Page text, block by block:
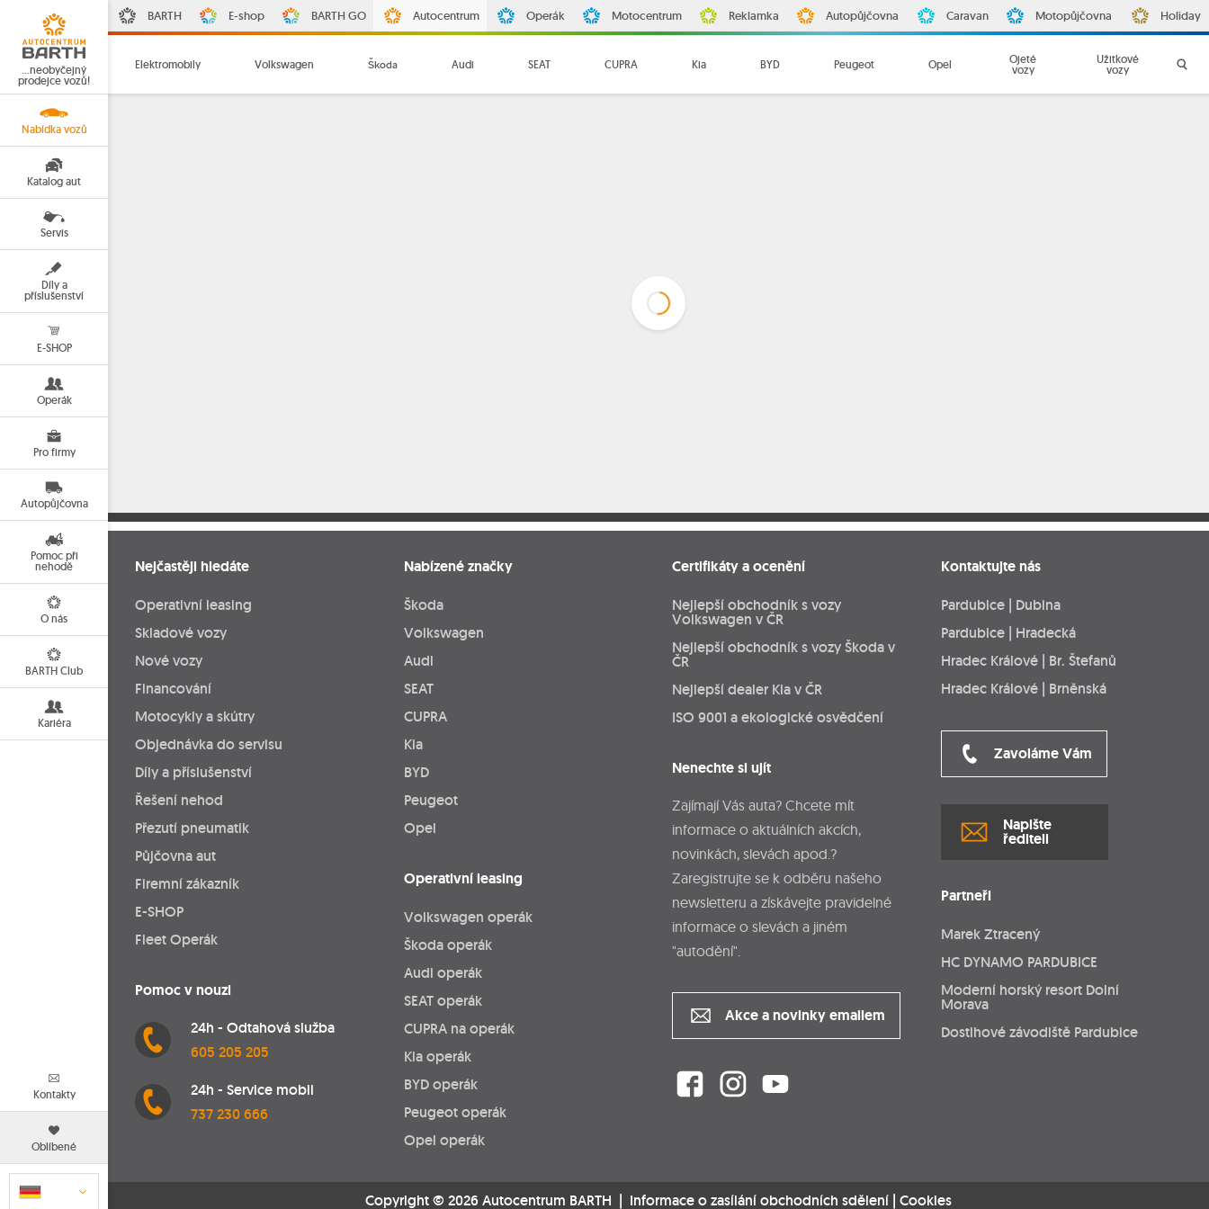
…neobyčejný
prodejce vozů!
Nabídka vozů
Katalog aut
Servis
Díly a
příslušenství
E-SHOP
Operák
Pro firmy
Autopůjčovna
Pomoc při
nehodě
O nás
BARTH Club
Kariéra
Kontakty
Oblíbené
BARTH E-shop BARTH GO Autocentrum Operák Motocentrum Reklamka Autopůjčovna Caravan Motopůjčovna Holiday
Elektromobily Volkswagen Škoda Audi SEAT CUPRA Kia BYD Peugeot Opel
Ojeté
vozy
Užitkové
vozy
Nejčastěji hledáte
Operativní leasing
Skladové vozy
Nové vozy
Financování
Motocykly a skútry
Objednávka do servisu
Díly a příslušenství
Řešení nehod
Přezutí pneumatik
Půjčovna aut
Firemní zákazník
E-SHOP
Fleet Operák
Pomoc v nouzi
24h - Odtahová služba
605 205 205
24h - Service mobil
737 230 666
Nabízené značky
Škoda
Volkswagen
Audi
SEAT
CUPRA
Kia
BYD
Peugeot
Opel
Operativní leasing
Volkswagen operák
Škoda operák
Audi operák
SEAT operák
CUPRA na operák
Kia operák
BYD operák
Peugeot operák
Opel operák
Certifikáty a ocenění
Nejlepší obchodník s vozy
Volkswagen v ČR
Nejlepší obchodník s vozy Škoda v
ČR
Nejlepší dealer Kia v ČR
ISO 9001 a ekologické osvědčení
Nenechte si ujít
Zajímají Vás auta? Chcete mít
informace o aktuálních akcích,
novinkách, slevách apod.?
Zaregistrujte se k odběru našeho
newsletteru a získávejte pravidelné
informace o slevách a jiném
"autodění".
Akce a novinky emailem
Kontaktujte nás
Pardubice | Dubina
Pardubice | Hradecká
Hradec Králové | Br. Štefanů
Hradec Králové | Brněnská
Zavoláme Vám
Napište
řediteli
Partneři
Marek Ztracený
HC DYNAMO PARDUBICE
Moderní horský resort Dolní
Morava
Dostihové závodiště Pardubice
Copyright © 2026 Autocentrum BARTH | Informace o zasílání obchodních sdělení | Cookies